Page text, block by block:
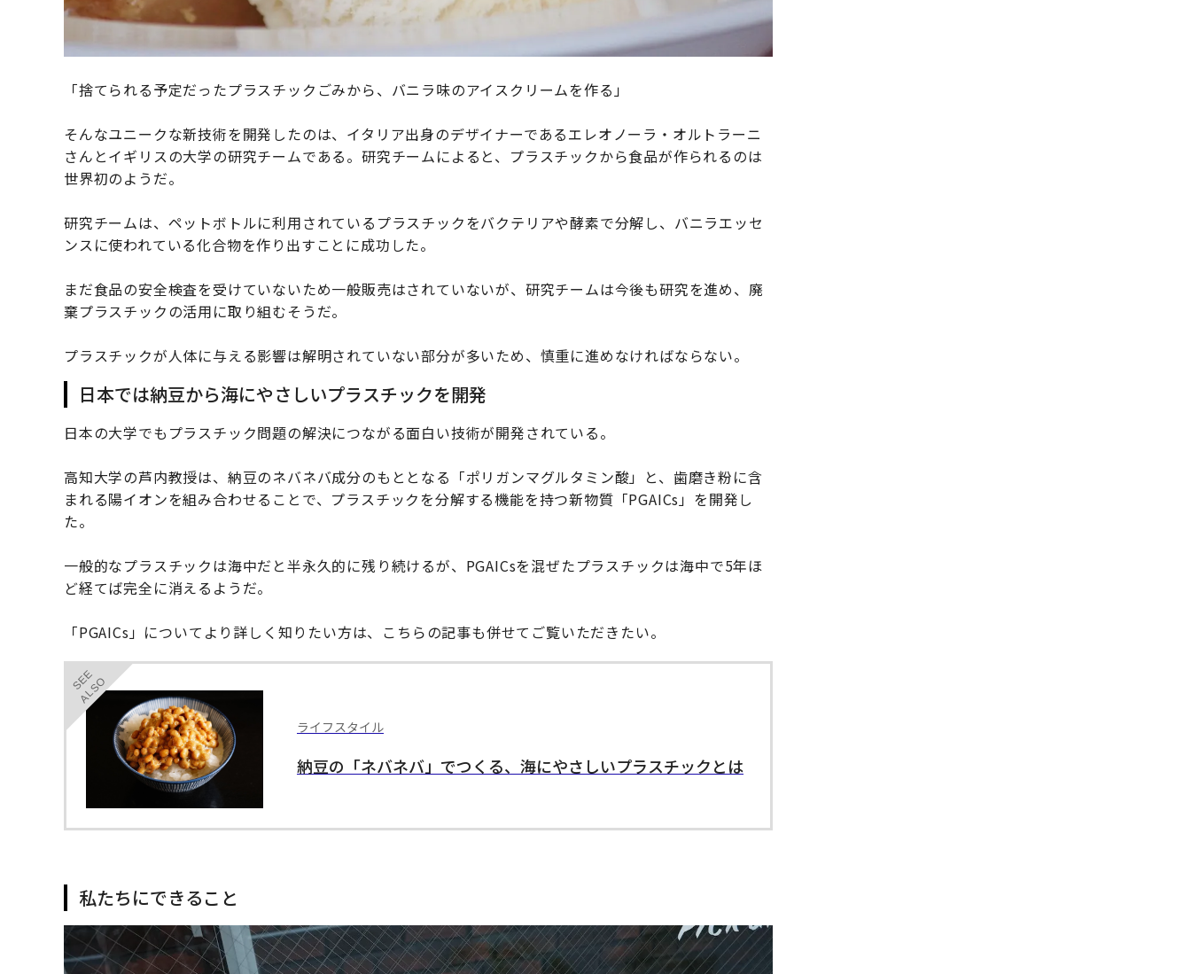
「捨てられる予定だったプラスチックごみから、バニラ味のアイスクリームを作る」
そんなユニークな新技術を開発したのは、イタリア出身のデザイナーであるエレオノーラ・オルトラーニ
さんとイギリスの大学の研究チームである。研究チームによると、プラスチックから食品が作られるのは
世界初のようだ。
研究チームは、ペットボトルに利用されているプラスチックをバクテリアや酵素で分解し、バニラエッセ
ンスに使われている化合物を作り出すことに成功した。
まだ食品の安全検査を受けていないため一般販売はされていないが、研究チームは今後も研究を進め、廃
棄プラスチックの活用に取り組むそうだ。
プラスチックが人体に与える影響は解明されていない部分が多いため、慎重に進めなければならない。
日本では納豆から海にやさしいプラスチックを開発
日本の大学でもプラスチック問題の解決につながる面白い技術が開発されている。
高知大学の芦内教授は、納豆のネバネバ成分のもととなる「ポリガンマグルタミン酸」と、歯磨き粉に含
まれる陽イオンを組み合わせることで、プラスチックを分解する機能を持つ新物質「PGAICs」を開発し
た。
一般的なプラスチックは海中だと半永久的に残り続けるが、PGAICsを混ぜたプラスチックは海中で5年ほ
ど経てば完全に消えるようだ。
「PGAICs」についてより詳しく知りたい方は、こちらの記事も併せてご覧いただきたい。
SEE
ALSO
ライフスタイル
納豆の「ネバネバ」でつくる、海にやさしいプラスチックとは
私たちにできること